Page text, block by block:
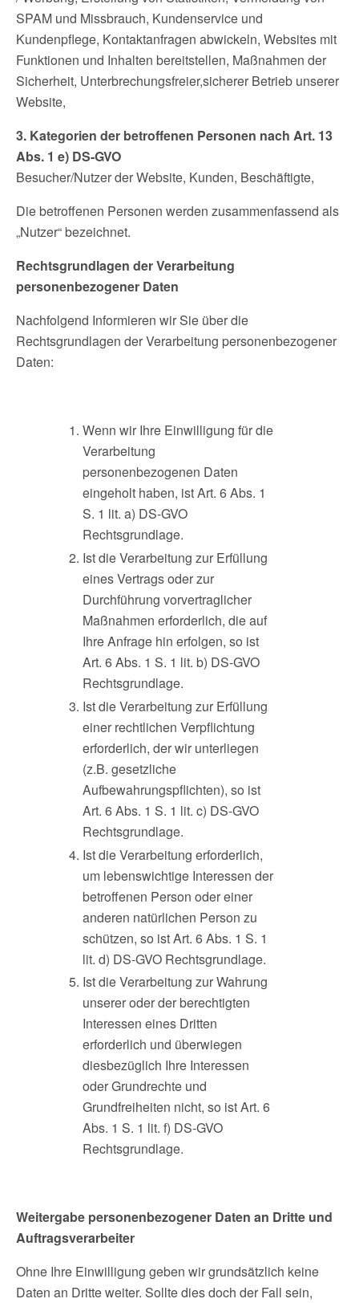
SPAM und Missbrauch, Kundenservice und
Kundenpflege, Kontaktanfragen abwickeln, Websites mit
Funktionen und Inhalten bereitstellen, Maßnahmen der
Sicherheit, Unterbrechungsfreier,sicherer Betrieb unserer
Website,
3. Kategorien der betroffenen Personen nach Art. 13
Abs. 1 e) DS-GVO
Besucher/Nutzer der Website, Kunden, Beschäftigte,
Die betroffenen Personen werden zusammenfassend als
„Nutzer“ bezeichnet.
Rechtsgrundlagen der Verarbeitung
personenbezogener Daten
Nachfolgend Informieren wir Sie über die
Rechtsgrundlagen der Verarbeitung personenbezogener
Daten:
Wenn wir Ihre Einwilligung für die
Verarbeitung
personenbezogenen Daten
eingeholt haben, ist Art. 6 Abs. 1
S. 1 lit. a) DS-GVO
Rechtsgrundlage.
Ist die Verarbeitung zur Erfüllung
eines Vertrags oder zur
Durchführung vorvertraglicher
Maßnahmen erforderlich, die auf
Ihre Anfrage hin erfolgen, so ist
Art. 6 Abs. 1 S. 1 lit. b) DS-GVO
Rechtsgrundlage.
Ist die Verarbeitung zur Erfüllung
einer rechtlichen Verpflichtung
erforderlich, der wir unterliegen
(z.B. gesetzliche
Aufbewahrungspflichten), so ist
Art. 6 Abs. 1 S. 1 lit. c) DS-GVO
Rechtsgrundlage.
Ist die Verarbeitung erforderlich,
um lebenswichtige Interessen der
betroffenen Person oder einer
anderen natürlichen Person zu
schützen, so ist Art. 6 Abs. 1 S. 1
lit. d) DS-GVO Rechtsgrundlage.
Ist die Verarbeitung zur Wahrung
unserer oder der berechtigten
Interessen eines Dritten
erforderlich und überwiegen
diesbezüglich Ihre Interessen
oder Grundrechte und
Grundfreiheiten nicht, so ist Art. 6
Abs. 1 S. 1 lit. f) DS-GVO
Rechtsgrundlage.
Weitergabe personenbezogener Daten an Dritte und
Auftragsverarbeiter
Ohne Ihre Einwilligung geben wir grundsätzlich keine
Daten an Dritte weiter. Sollte dies doch der Fall sein,